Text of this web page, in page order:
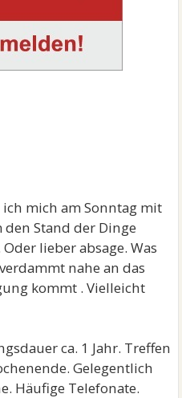
ich mich am Sonntag mit
Stand der Dinge
lieber absage. Was
nahe an das
kommt . Vielleicht
ca. 1 Jahr. Treffen
Gelegentlich
Häufige Telefonate.